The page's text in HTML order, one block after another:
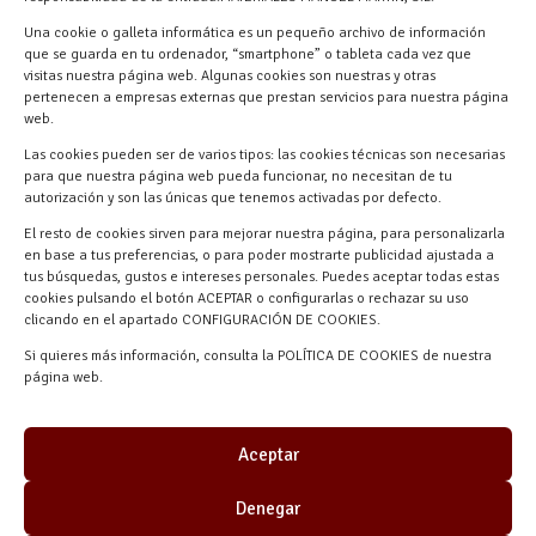
Una cookie o galleta informática es un pequeño archivo de información
que se guarda en tu ordenador, “smartphone” o tableta cada vez que
visitas nuestra página web. Algunas cookies son nuestras y otras
pertenecen a empresas externas que prestan servicios para nuestra página
web.
Las cookies pueden ser de varios tipos: las cookies técnicas son necesarias
para que nuestra página web pueda funcionar, no necesitan de tu
autorización y son las únicas que tenemos activadas por defecto.
El resto de cookies sirven para mejorar nuestra página, para personalizarla
en base a tus preferencias, o para poder mostrarte publicidad ajustada a
tus búsquedas, gustos e intereses personales. Puedes aceptar todas estas
cookies pulsando el botón ACEPTAR o configurarlas o rechazar su uso
clicando en el apartado CONFIGURACIÓN DE COOKIES.
Si quieres más información, consulta la POLÍTICA DE COOKIES de nuestra
página web.
Aceptar
Denegar
618 59 79 72 (Solo WhatsApp)
Materiales Manuel Martín Ctra.
Turégano-Navas de Oro, 47, 40280
Navalmanzano, Segovia, ESPAÑA
Desarrollado por